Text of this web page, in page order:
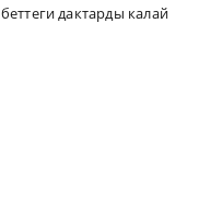
беттеги дактарды калай